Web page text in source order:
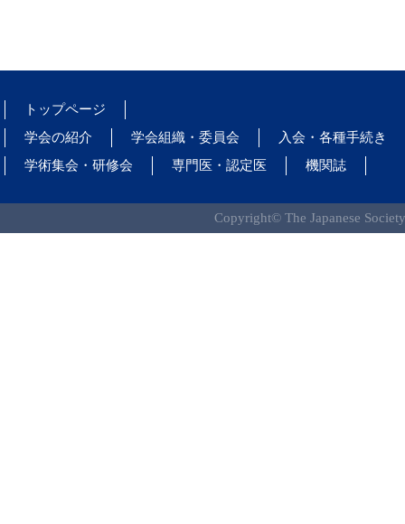
トップページ
学会の紹介
学会組織・委員会
入会・各種手続き
学術集会・研修会
専門医・認定医 機関誌
Copyright© The Japanese